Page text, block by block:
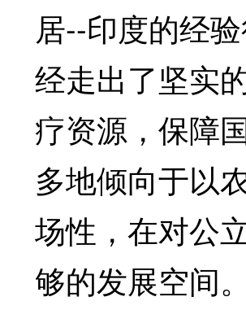
居--印度的经
经走出了坚实
疗资源，保障
多地倾向于以
场性，在对公
够的发展空间。